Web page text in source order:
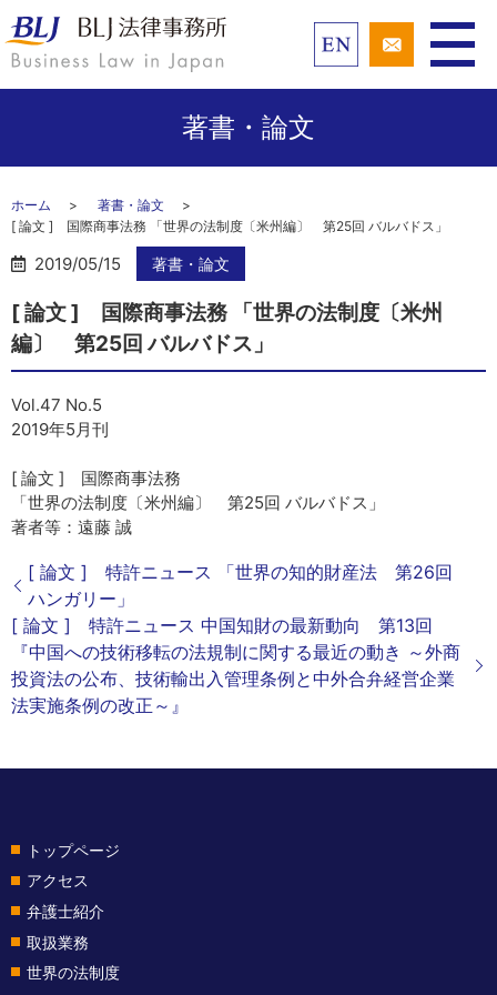
著書・論文
ホーム
著書・論文
[ 論文 ] 国際商事法務 「世界の法制度〔米州編〕 第25回 バルバドス」
2019/05/15 著書・論文
[ 論文 ] 国際商事法務 「世界の法制度〔米州
編〕 第25回 バルバドス」
Vol.47 No.5
2019年5月刊
[ 論文 ] 国際商事法務
「世界の法制度〔米州編〕 第25回 バルバドス」
著者等：遠藤 誠
[ 論文 ] 特許ニュース 「世界の知的財産法 第26回
ハンガリー」
[ 論文 ] 特許ニュース 中国知財の最新動向 第13回
『中国への技術移転の法規制に関する最近の動き ～外商
投資法の公布、技術輸出入管理条例と中外合弁経営企業
法実施条例の改正～』
トップページ
アクセス
弁護士紹介
取扱業務
世界の法制度